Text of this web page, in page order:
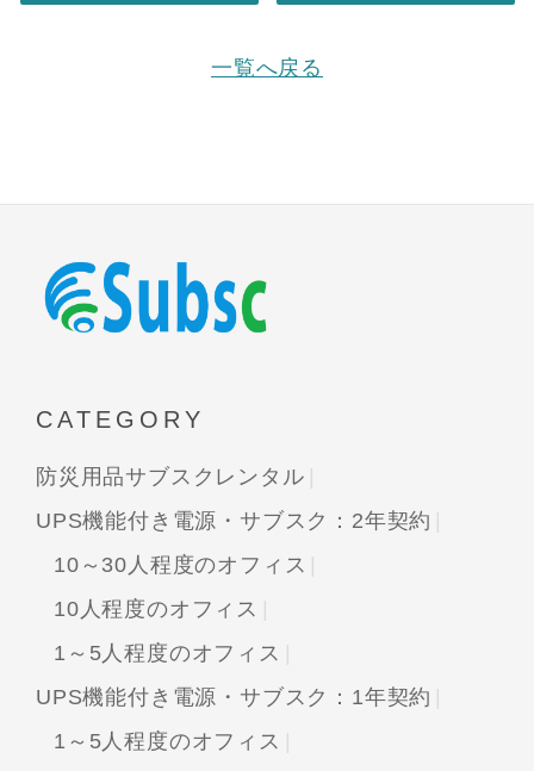
一覧へ戻る
CATEGORY
防災用品サブスクレンタル
UPS機能付き電源・サブスク：2年契約
10～30人程度のオフィス
10人程度のオフィス
1～5人程度のオフィス
UPS機能付き電源・サブスク：1年契約
1～5人程度のオフィス